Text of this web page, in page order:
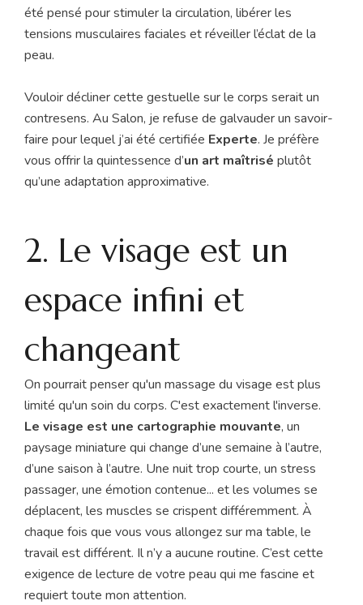
été pensé pour stimuler la circulation, libérer les
tensions musculaires faciales et réveiller l’éclat de la
peau.
Vouloir décliner cette gestuelle sur le corps serait un
contresens. Au Salon, je refuse de galvauder un savoir-
faire pour lequel j’ai été certifiée Experte. Je préfère
vous offrir la quintessence d’un art maîtrisé plutôt
qu’une adaptation approximative.
2. Le visage est un
espace infini et
changeant
On pourrait penser qu'un massage du visage est plus
limité qu'un soin du corps. C'est exactement l'inverse.
Le visage est une cartographie mouvante, un
paysage miniature qui change d’une semaine à l’autre,
d’une saison à l’autre. Une nuit trop courte, un stress
passager, une émotion contenue... et les volumes se
déplacent, les muscles se crispent différemment. À
chaque fois que vous vous allongez sur ma table, le
travail est différent. Il n’y a aucune routine. C’est cette
exigence de lecture de votre peau qui me fascine et
requiert toute mon attention.